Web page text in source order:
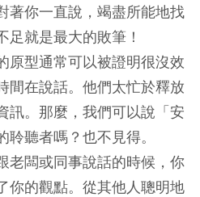
你一直說，竭盡所能地找
就是最大的敗筆！
原型通常可以被證明很沒效
間在說話。他們太忙於釋放
訊。那麼，我們可以說「安
聽者嗎？也不見得。
老闆或同事說話的時候，你
你的觀點。從其他人聰明地